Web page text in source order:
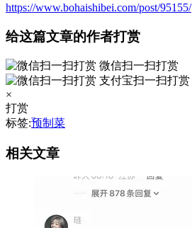
https://www.bohaishibei.com/post/95155/
给这篇文章的作者打赏
微信扫一扫打赏
支付宝扫一扫打赏
×
打赏
标签:预制菜
相关文章